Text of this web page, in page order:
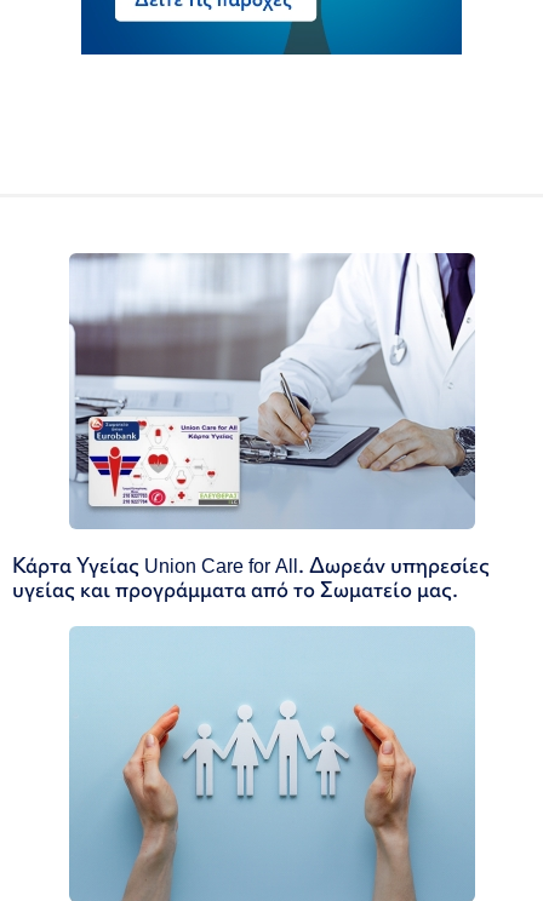
Κάρτα Υγείας Union Care for All. Δωρεάν υπηρεσίες
υγείας και προγράμματα από το Σωματείο μας.